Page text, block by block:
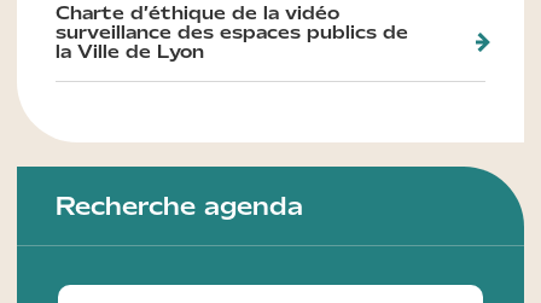
Charte d’éthique de la vidéo
surveillance des espaces publics de
la Ville de Lyon
Recherche agenda